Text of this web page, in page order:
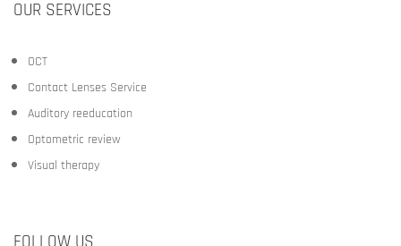
OUR SERVICES
OCT
Contact Lenses Service
Auditory reeducation
Optometric review
Visual therapy